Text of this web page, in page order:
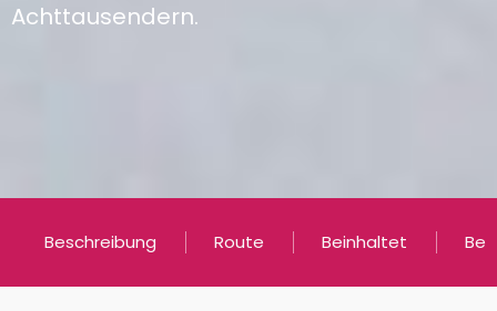
Achttausendern.
Beschreibung Route Beinhaltet